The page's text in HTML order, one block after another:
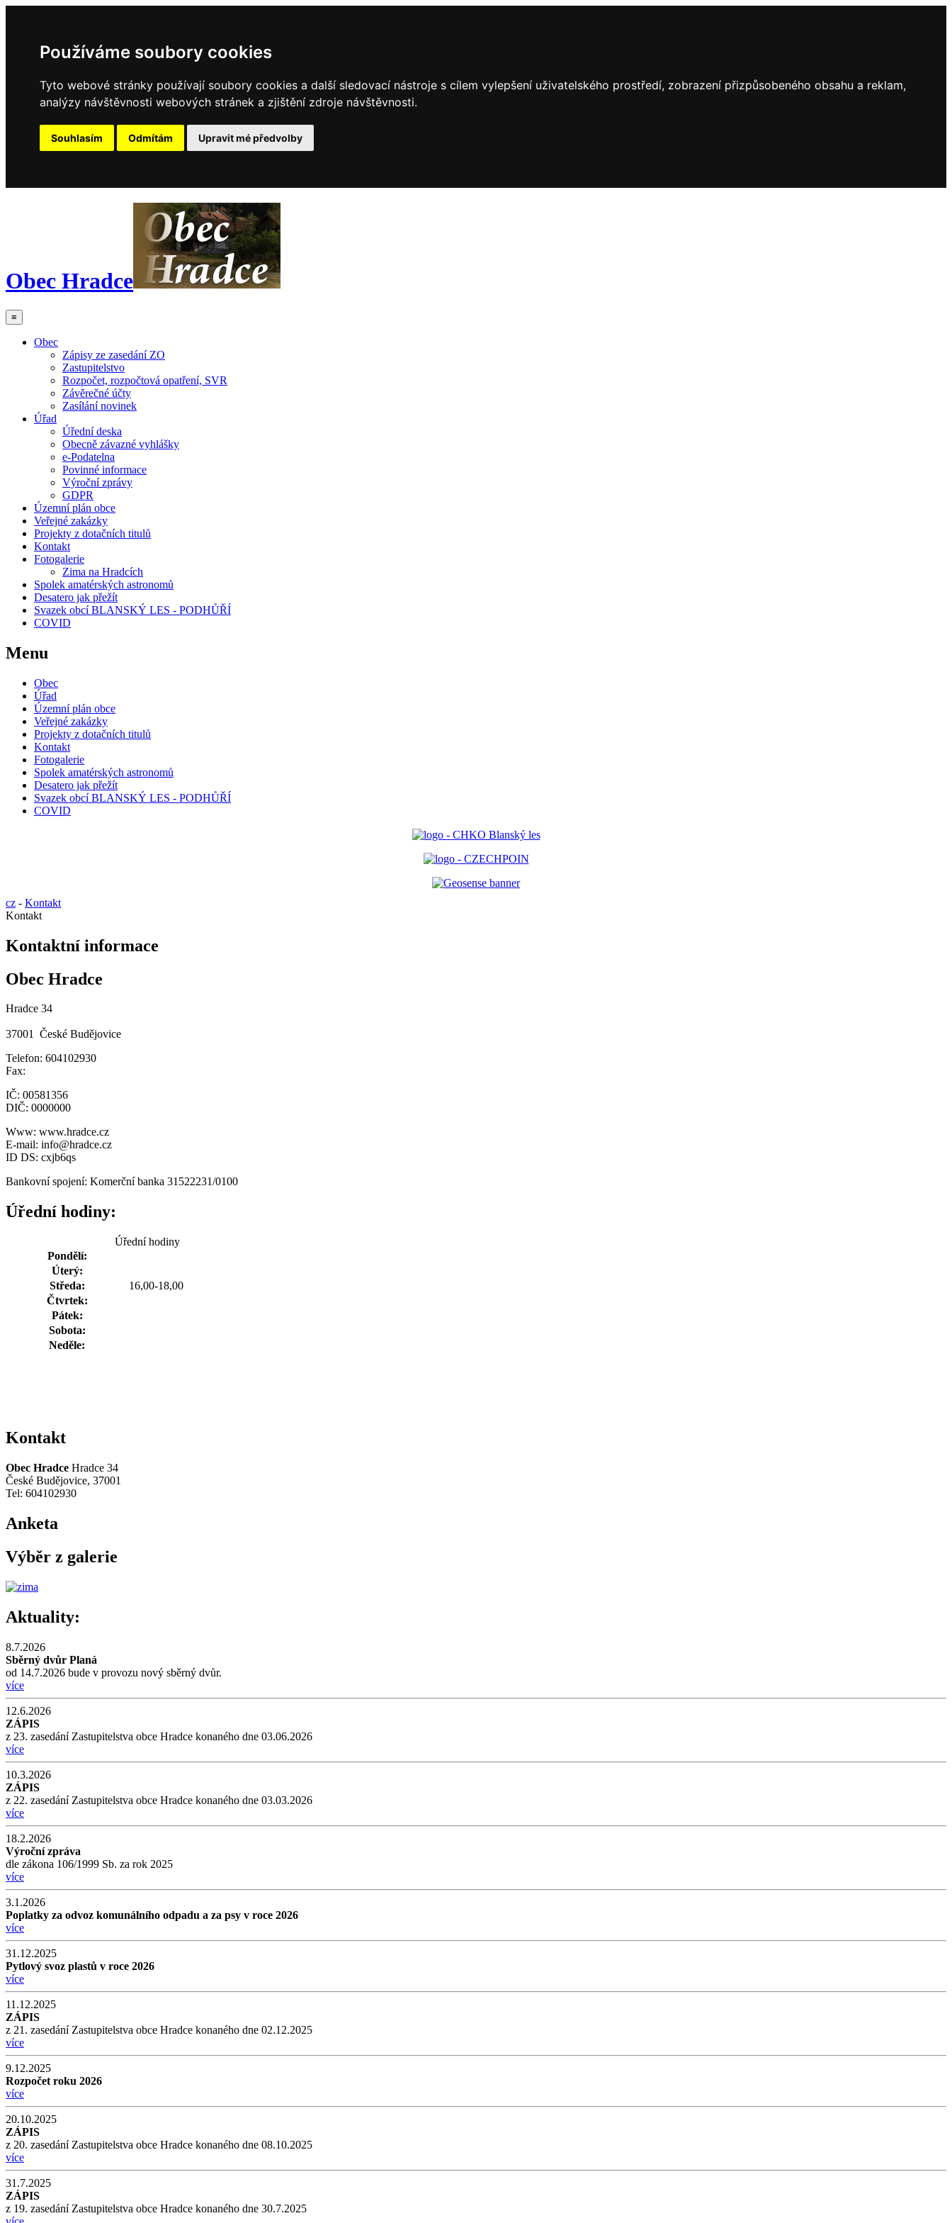
Používáme soubory cookies
Tyto webové stránky používají soubory cookies a další sledovací nástroje s cílem vylepšení uživatelského prostředí, zobrazení přizpůsobeného obsahu a reklam,
analýzy návštěvnosti webových stránek a zjištění zdroje návštěvnosti.
Souhlasím Odmítám Upravit mé předvolby
Obec Hradce
≡
Obec
Zápisy ze zasedání ZO
Zastupitelstvo
Rozpočet, rozpočtová opatření, SVR
Závěrečné účty
Zasílání novinek
Úřad
Úřední deska
Obecně závazné vyhlášky
e-Podatelna
Povinné informace
Výroční zprávy
GDPR
Územní plán obce
Veřejné zakázky
Projekty z dotačních titulů
Kontakt
Fotogalerie
Zima na Hradcích
Spolek amatérských astronomů
Desatero jak přežít
Svazek obcí BLANSKÝ LES - PODHŮŘÍ
COVID
Menu
Obec
Úřad
Územní plán obce
Veřejné zakázky
Projekty z dotačních titulů
Kontakt
Fotogalerie
Spolek amatérských astronomů
Desatero jak přežít
Svazek obcí BLANSKÝ LES - PODHŮŘÍ
COVID
cz - Kontakt
Kontakt
Kontaktní informace
Obec Hradce
Hradce 34
37001 České Budějovice
Telefon: 604102930
Fax:
IČ: 00581356
DIČ: 0000000
Www: www.hradce.cz
E-mail: info@hradce.cz
ID DS: cxjb6qs
Bankovní spojení: Komerční banka 31522231/0100
Úřední hodiny:
Úřední hodiny
Pondělí:
Úterý:
Středa:
16,00-18,00
Čtvrtek:
Pátek:
Sobota:
Neděle:
Kontakt
Obec Hradce Hradce 34
České Budějovice, 37001
Tel: 604102930
Anketa
Výběr z galerie
Aktuality:
8.7.2026
Sběrný dvůr Planá
od 14.7.2026 bude v provozu nový sběrný dvůr.
více
12.6.2026
ZÁPIS
z 23. zasedání Zastupitelstva obce Hradce konaného dne 03.06.2026
více
10.3.2026
ZÁPIS
z 22. zasedání Zastupitelstva obce Hradce konaného dne 03.03.2026
více
18.2.2026
Výroční zpráva
dle zákona 106/1999 Sb. za rok 2025
více
3.1.2026
Poplatky za odvoz komunálního odpadu a za psy v roce 2026
více
31.12.2025
Pytlový svoz plastů v roce 2026
více
11.12.2025
ZÁPIS
z 21. zasedání Zastupitelstva obce Hradce konaného dne 02.12.2025
více
9.12.2025
Rozpočet roku 2026
více
20.10.2025
ZÁPIS
z 20. zasedání Zastupitelstva obce Hradce konaného dne 08.10.2025
více
31.7.2025
ZÁPIS
z 19. zasedání Zastupitelstva obce Hradce konaného dne 30.7.2025